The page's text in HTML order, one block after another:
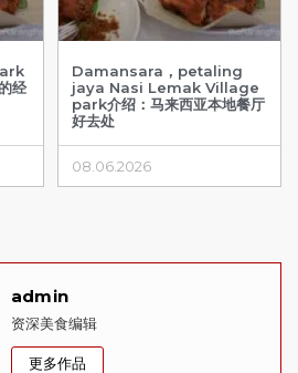
经
Damansara，petaling
jaya Nasi Lemak Village
park介绍：马来西亚本地餐厅
好去处
08.06.2026
admin
资深美食编辑
更多作品